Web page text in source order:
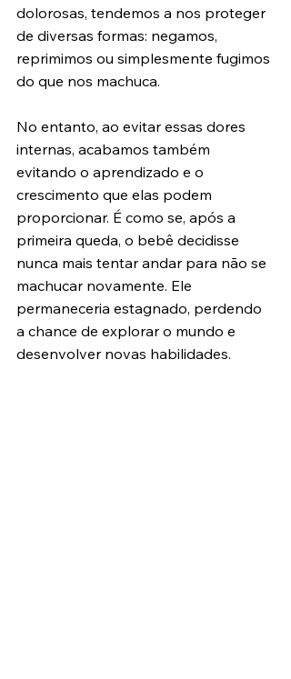
dolorosas, tendemos a nos proteger
de diversas formas: negamos,
reprimimos ou simplesmente fugimos
do que nos machuca.
No entanto, ao evitar essas dores
internas, acabamos também
evitando o aprendizado e o
crescimento que elas podem
proporcionar. É como se, após a
primeira queda, o bebê decidisse
nunca mais tentar andar para não se
machucar novamente. Ele
permaneceria estagnado, perdendo
a chance de explorar o mundo e
desenvolver novas habilidades.